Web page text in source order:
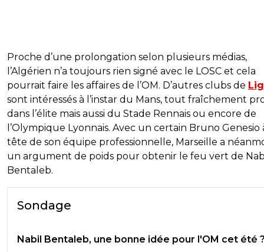
Proche d’une prolongation selon plusieurs médias,
l’Algérien n’a toujours rien signé avec le LOSC et cela
pourrait faire les affaires de l’OM. D’autres clubs de
sont intéressés à l’instar du Mans, tout fraîchement
dans l’élite mais aussi du Stade Rennais ou encore de
l’Olympique Lyonnais. Avec un certain Bruno Genesio
tête de son équipe professionnelle, Marseille a
un argument de poids pour obtenir le feu vert de
Bentaleb.
Sondage
Nabil Bentaleb, une bonne idée pour l'OM cet été